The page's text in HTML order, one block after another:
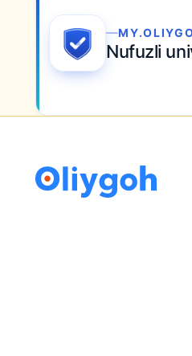
O‘zbekiston